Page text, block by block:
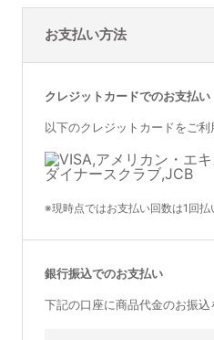
お支払い方法
クレジットカードでのお支払い
以下のクレジットカードをご利
※現時点ではお支払い回数は1回払
銀行振込でのお支払い
下記の口座に商品代金のお振込